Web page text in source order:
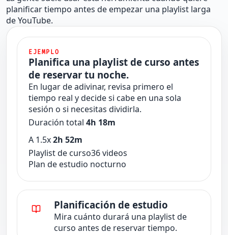
planificar tiempo antes de empezar una playlist larga
de YouTube.
EJEMPLO
Planifica una playlist de curso antes
de reservar tu noche.
En lugar de adivinar, revisa primero el
tiempo real y decide si cabe en una sola
sesión o si necesitas dividirla.
Duración total 4h 18m
A 1.5x2h 52m
Playlist de curso36 videos
Plan de estudio nocturno
Planificación de estudio
Mira cuánto durará una playlist de
curso antes de reservar tiempo.